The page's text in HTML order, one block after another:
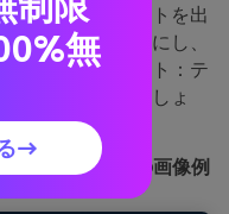
ぐにコントラストを出
インキャンバスにし、
に利用。ポイント：テ
層を明確にしましょ
イビーポップの画像例
無
→